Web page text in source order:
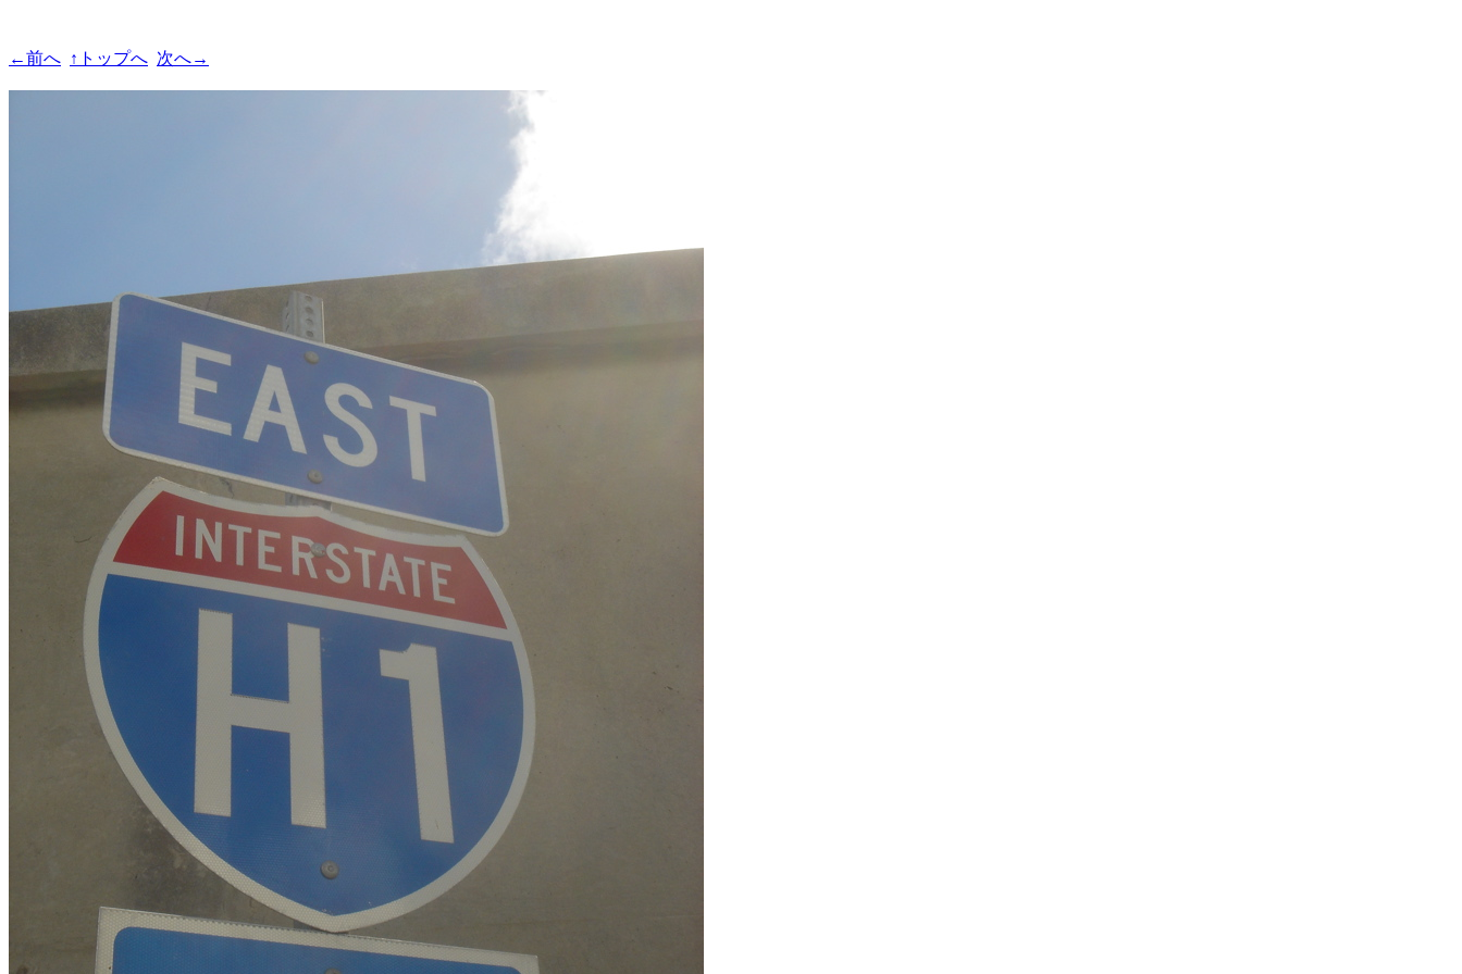
←前へ ↑トップへ 次へ→